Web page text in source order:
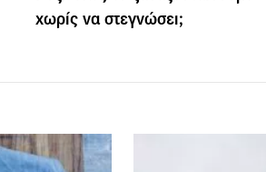
χωρίς να στεγνώσει;